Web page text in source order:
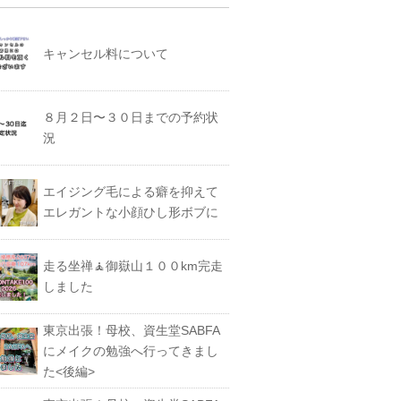
キャンセル料について
８月２日〜３０日までの予約状
況
エイジング毛による癖を抑えて
エレガントな小顔ひし形ボブに
走る坐禅🧘御嶽山１００km完走
しました
東京出張！母校、資生堂SABFA
にメイクの勉強へ行ってきまし
た<後編>